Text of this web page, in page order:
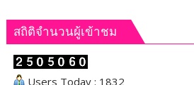
สถิติจำนวนผู้เข้าชม
Users Today : 1832